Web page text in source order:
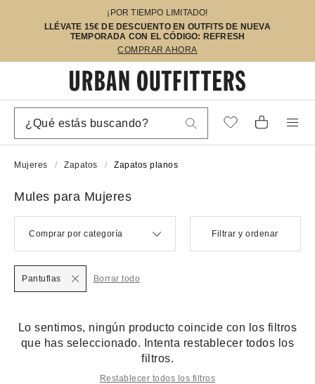
¡POR TIEMPO LIMITADO!
LLÉVATE 15€ DE DESCUENTO EN OUTFITS DE NUEVA
TEMPORADA CON EL CÓDIGO: REFRESH
COMPRAR AHORA
Mujeres Zapatos Zapatos planos
Mules para Mujeres
Comprar por categoría Filtrar y ordenar
Pantuflas Borrar todo
Lo sentimos, ningún producto coincide con los filtros
que has seleccionado. Intenta restablecer todos los
filtros.
Restablecer todos los filtros